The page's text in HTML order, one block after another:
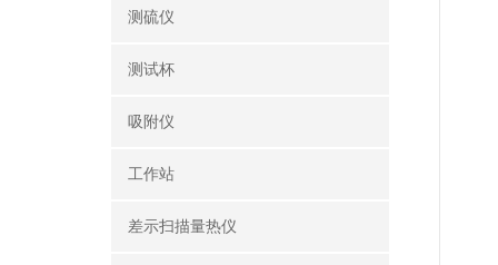
测硫仪
测试杯
吸附仪
工作站
差示扫描量热仪